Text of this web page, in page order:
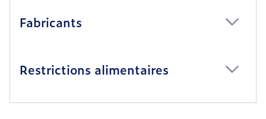
Fabricants
Restrictions alimentaires